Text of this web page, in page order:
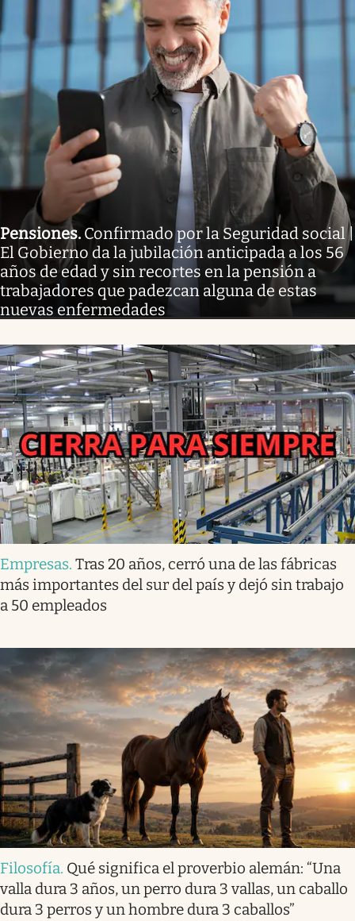
Pensiones. Confirmado por la Seguridad social |
El Gobierno da la jubilación anticipada a los 56
años de edad y sin recortes en la pensión a
trabajadores que padezcan alguna de estas
nuevas enfermedades
Empresas. Tras 20 años, cerró una de las fábricas
más importantes del sur del país y dejó sin trabajo
a 50 empleados
Filosofía. Qué significa el proverbio alemán: “Una
valla dura 3 años, un perro dura 3 vallas, un caballo
dura 3 perros y un hombre dura 3 caballos”